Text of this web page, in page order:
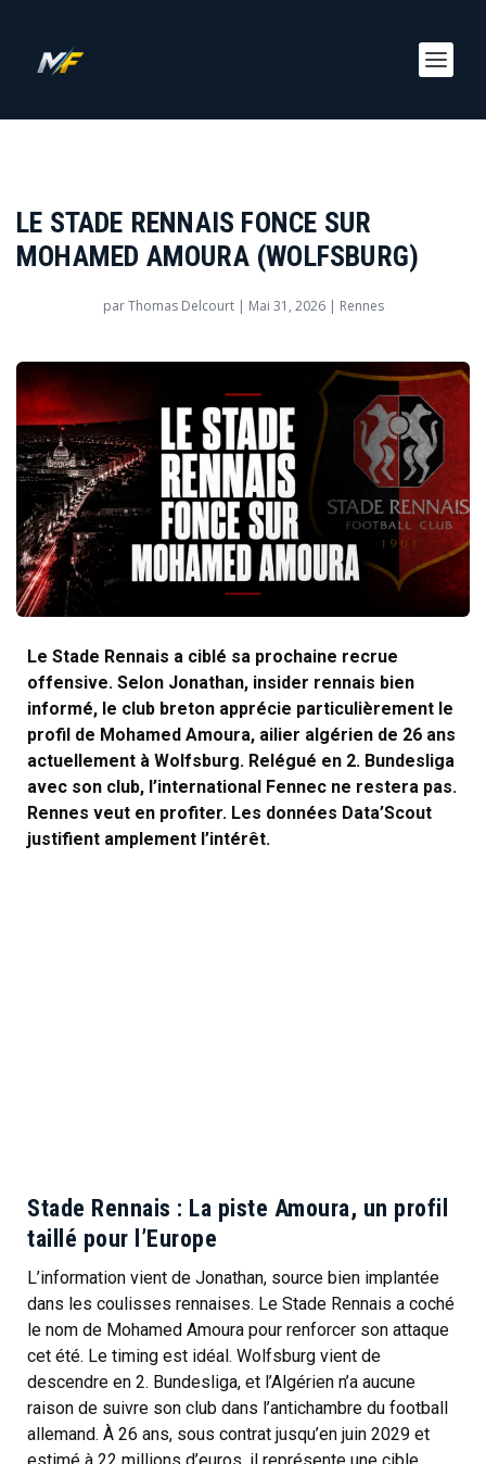
LE STADE RENNAIS FONCE SUR
MOHAMED AMOURA (WOLFSBURG)
parThomas Delcourt| Mai 31, 2026| Rennes
Le Stade Rennais a ciblé sa prochaine recrue
offensive. Selon Jonathan, insider rennais bien
informé, le club breton apprécie particulièrement le
profil de Mohamed Amoura, ailier algérien de 26 ans
actuellement à Wolfsburg. Relégué en 2. Bundesliga
avec son club, l’international Fennec ne restera pas.
Rennes veut en profiter. Les données Data’Scout
justifient amplement l’intérêt.
Stade Rennais : La piste Amoura, un profil
taillé pour l’Europe
L’information vient de Jonathan, source bien implantée
dans les coulisses rennaises. Le Stade Rennais a coché
le nom de Mohamed Amoura pour renforcer son attaque
cet été. Le timing est idéal. Wolfsburg vient de
descendre en 2. Bundesliga, et l’Algérien n’a aucune
raison de suivre son club dans l’antichambre du football
allemand. À 26 ans, sous contrat jusqu’en juin 2029 et